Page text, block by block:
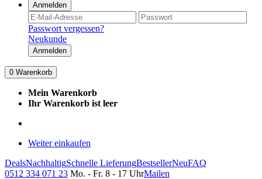
Anmelden
Passwort vergessen?
Neukunde
Anmelden
0 Warenkorb
Mein Warenkorb
Ihr Warenkorb ist leer
Weiter einkaufen
DealsNachhaltigSchnelle LieferungBestsellerNeuFAQ
0512 334 071 23 Mo. - Fr. 8 - 17 UhrMailen